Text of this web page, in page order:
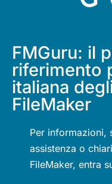
FMGuru: il
riferimento
italiana
FileMaker
Per informazioni,
assistenza o
FileMaker, entra